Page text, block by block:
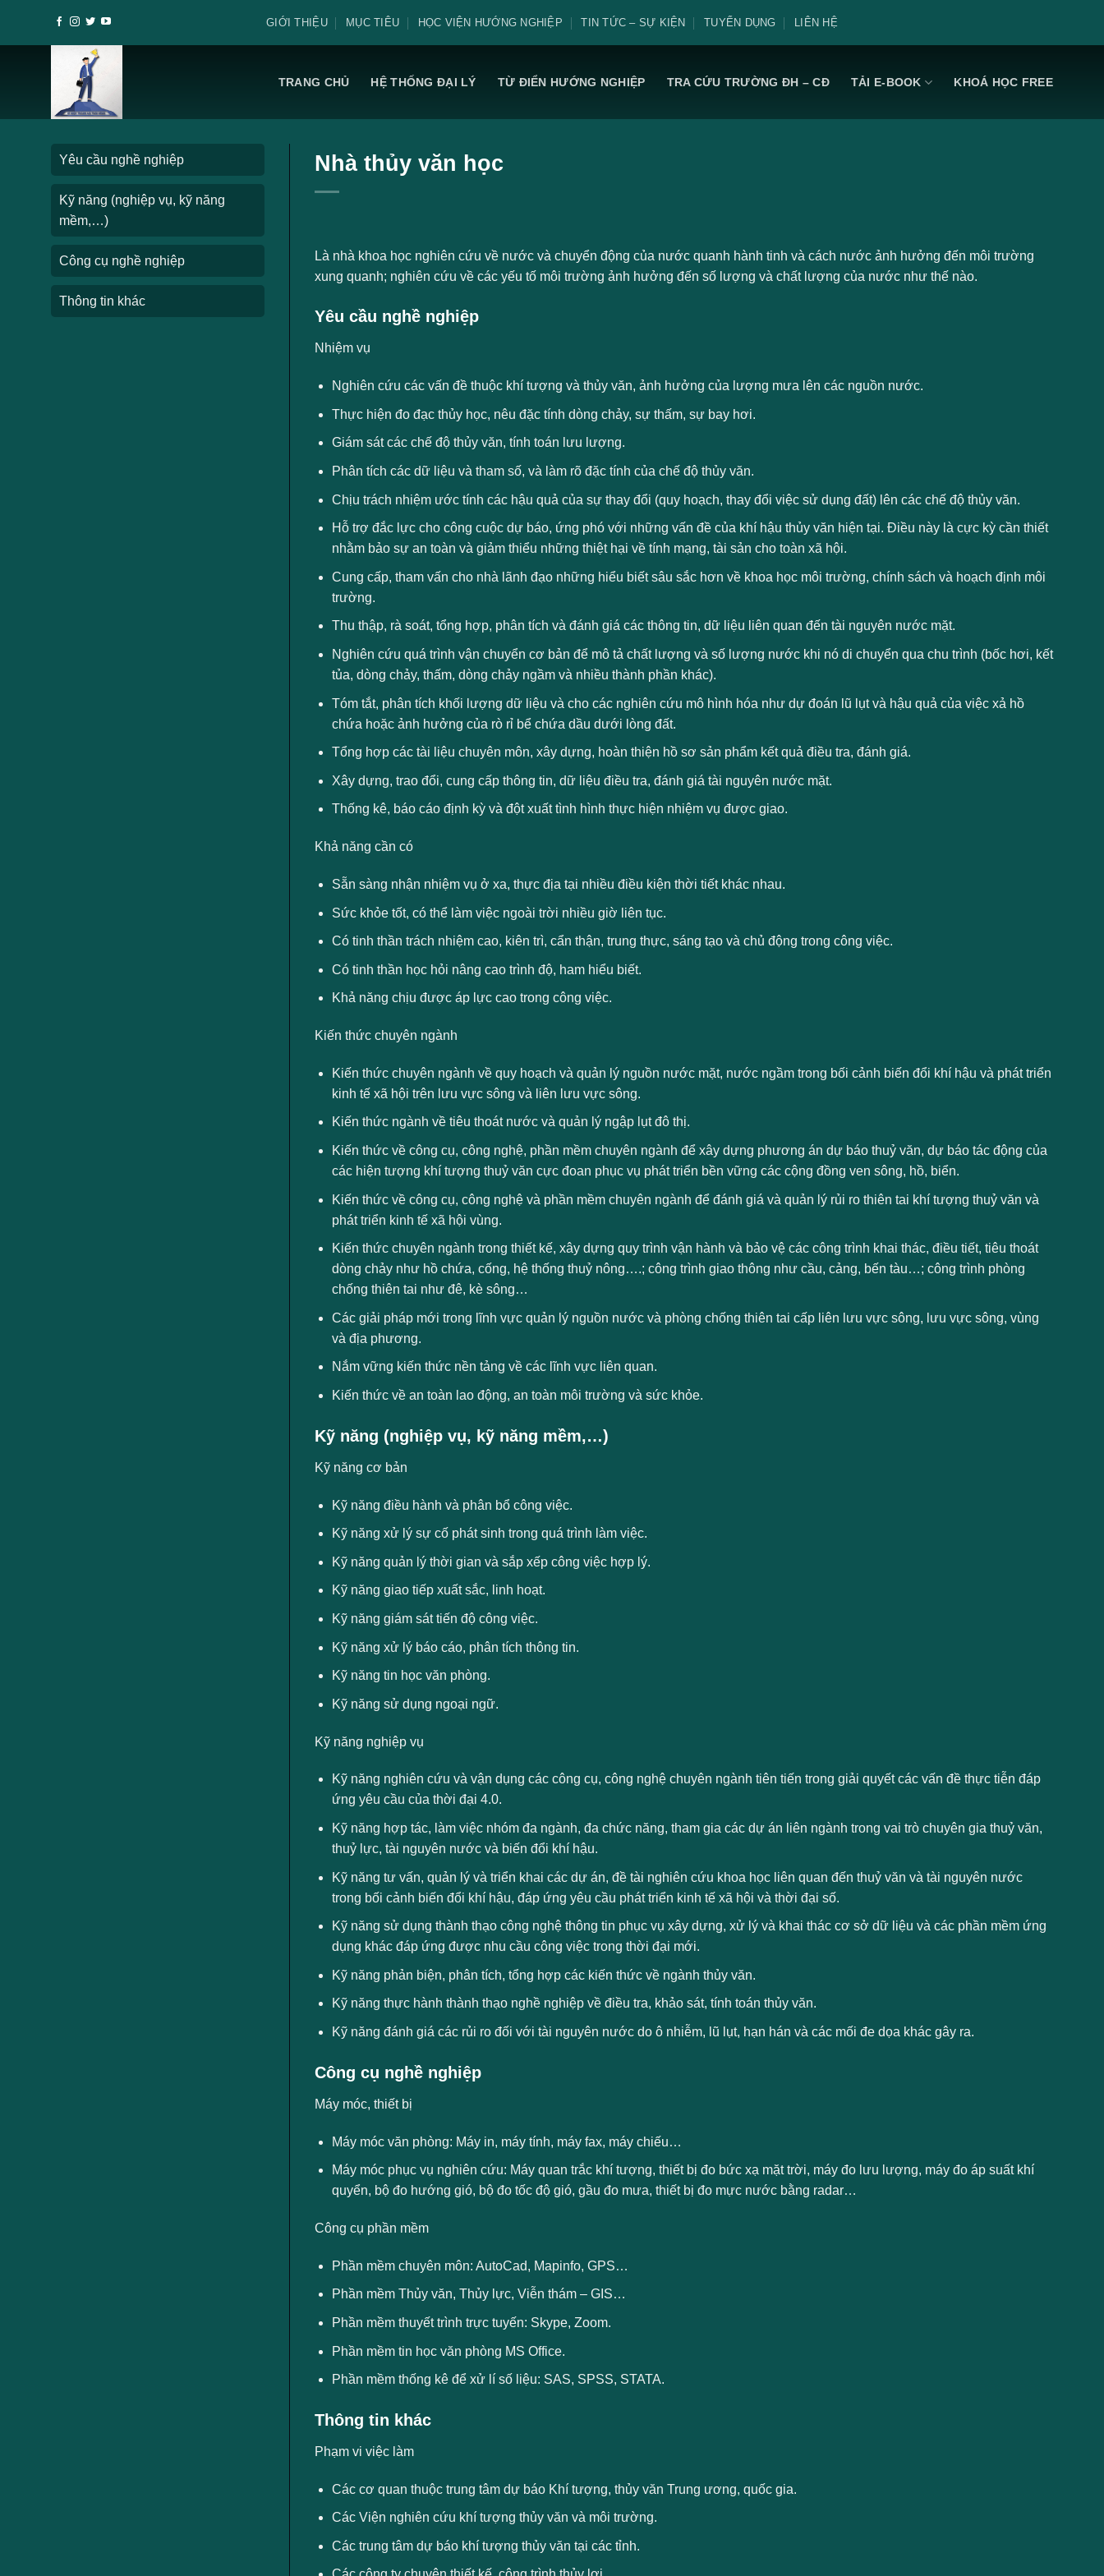
GIỚI THIỆU MỤC TIÊU HỌC VIỆN HƯỚNG NGHIỆP TIN TỨC – SỰ KIỆN TUYỂN DỤNG LIÊN HỆ
TRANG CHỦ HỆ THỐNG ĐẠI LÝ TỪ ĐIỂN HƯỚNG NGHIỆP TRA CỨU TRƯỜNG ĐH – CĐ TẢI E-BOOK KHOÁ HỌC FREE
Yêu cầu nghề nghiệp
Kỹ năng (nghiệp vụ, kỹ năng
mềm,…)
Công cụ nghề nghiệp
Thông tin khác
Nhà thủy văn học
Là nhà khoa học nghiên cứu về nước và chuyển động của nước quanh hành tinh và cách nước ảnh hưởng đến môi trường
xung quanh; nghiên cứu về các yếu tố môi trường ảnh hưởng đến số lượng và chất lượng của nước như thế nào.
Yêu cầu nghề nghiệp
Nhiệm vụ
Nghiên cứu các vấn đề thuộc khí tượng và thủy văn, ảnh hưởng của lượng mưa lên các nguồn nước.
Thực hiện đo đạc thủy học, nêu đặc tính dòng chảy, sự thấm, sự bay hơi.
Giám sát các chế độ thủy văn, tính toán lưu lượng.
Phân tích các dữ liệu và tham số, và làm rõ đặc tính của chế độ thủy văn.
Chịu trách nhiệm ước tính các hậu quả của sự thay đổi (quy hoạch, thay đổi việc sử dụng đất) lên các chế độ thủy văn.
Hỗ trợ đắc lực cho công cuộc dự báo, ứng phó với những vấn đề của khí hậu thủy văn hiện tại. Điều này là cực kỳ cần thiết
nhằm bảo sự an toàn và giảm thiểu những thiệt hại về tính mạng, tài sản cho toàn xã hội.
Cung cấp, tham vấn cho nhà lãnh đạo những hiểu biết sâu sắc hơn về khoa học môi trường, chính sách và hoạch định môi
trường.
Thu thập, rà soát, tổng hợp, phân tích và đánh giá các thông tin, dữ liệu liên quan đến tài nguyên nước mặt.
Nghiên cứu quá trình vận chuyển cơ bản để mô tả chất lượng và số lượng nước khi nó di chuyển qua chu trình (bốc hơi, kết
tủa, dòng chảy, thấm, dòng chảy ngầm và nhiều thành phần khác).
Tóm tắt, phân tích khối lượng dữ liệu và cho các nghiên cứu mô hình hóa như dự đoán lũ lụt và hậu quả của việc xả hồ
chứa hoặc ảnh hưởng của rò rỉ bể chứa dầu dưới lòng đất.
Tổng hợp các tài liệu chuyên môn, xây dựng, hoàn thiện hồ sơ sản phẩm kết quả điều tra, đánh giá.
Xây dựng, trao đổi, cung cấp thông tin, dữ liệu điều tra, đánh giá tài nguyên nước mặt.
Thống kê, báo cáo định kỳ và đột xuất tình hình thực hiện nhiệm vụ được giao.
Khả năng cần có
Sẵn sàng nhận nhiệm vụ ở xa, thực địa tại nhiều điều kiện thời tiết khác nhau.
Sức khỏe tốt, có thể làm việc ngoài trời nhiều giờ liên tục.
Có tinh thần trách nhiệm cao, kiên trì, cẩn thận, trung thực, sáng tạo và chủ động trong công việc.
Có tinh thần học hỏi nâng cao trình độ, ham hiểu biết.
Khả năng chịu được áp lực cao trong công việc.
Kiến thức chuyên ngành
Kiến thức chuyên ngành về quy hoạch và quản lý nguồn nước mặt, nước ngầm trong bối cảnh biến đổi khí hậu và phát triển
kinh tế xã hội trên lưu vực sông và liên lưu vực sông.
Kiến thức ngành về tiêu thoát nước và quản lý ngập lụt đô thị.
Kiến thức về công cụ, công nghệ, phần mềm chuyên ngành để xây dựng phương án dự báo thuỷ văn, dự báo tác động của
các hiện tượng khí tượng thuỷ văn cực đoan phục vụ phát triển bền vững các cộng đồng ven sông, hồ, biển.
Kiến thức về công cụ, công nghệ và phần mềm chuyên ngành để đánh giá và quản lý rủi ro thiên tai khí tượng thuỷ văn và
phát triển kinh tế xã hội vùng.
Kiến thức chuyên ngành trong thiết kế, xây dựng quy trình vận hành và bảo vệ các công trình khai thác, điều tiết, tiêu thoát
dòng chảy như hồ chứa, cống, hệ thống thuỷ nông….; công trình giao thông như cầu, cảng, bến tàu…; công trình phòng
chống thiên tai như đê, kè sông…
Các giải pháp mới trong lĩnh vực quản lý nguồn nước và phòng chống thiên tai cấp liên lưu vực sông, lưu vực sông, vùng
và địa phương.
Nắm vững kiến thức nền tảng về các lĩnh vực liên quan.
Kiến thức về an toàn lao động, an toàn môi trường và sức khỏe.
Kỹ năng (nghiệp vụ, kỹ năng mềm,…)
Kỹ năng cơ bản
Kỹ năng điều hành và phân bổ công việc.
Kỹ năng xử lý sự cố phát sinh trong quá trình làm việc.
Kỹ năng quản lý thời gian và sắp xếp công việc hợp lý.
Kỹ năng giao tiếp xuất sắc, linh hoạt.
Kỹ năng giám sát tiến độ công việc.
Kỹ năng xử lý báo cáo, phân tích thông tin.
Kỹ năng tin học văn phòng.
Kỹ năng sử dụng ngoại ngữ.
Kỹ năng nghiệp vụ
Kỹ năng nghiên cứu và vận dụng các công cụ, công nghệ chuyên ngành tiên tiến trong giải quyết các vấn đề thực tiễn đáp
ứng yêu cầu của thời đại 4.0.
Kỹ năng hợp tác, làm việc nhóm đa ngành, đa chức năng, tham gia các dự án liên ngành trong vai trò chuyên gia thuỷ văn,
thuỷ lực, tài nguyên nước và biến đổi khí hậu.
Kỹ năng tư vấn, quản lý và triển khai các dự án, đề tài nghiên cứu khoa học liên quan đến thuỷ văn và tài nguyên nước
trong bối cảnh biến đổi khí hậu, đáp ứng yêu cầu phát triển kinh tế xã hội và thời đại số.
Kỹ năng sử dụng thành thạo công nghệ thông tin phục vụ xây dựng, xử lý và khai thác cơ sở dữ liệu và các phần mềm ứng
dụng khác đáp ứng được nhu cầu công việc trong thời đại mới.
Kỹ năng phản biện, phân tích, tổng hợp các kiến thức về ngành thủy văn.
Kỹ năng thực hành thành thạo nghề nghiệp về điều tra, khảo sát, tính toán thủy văn.
Kỹ năng đánh giá các rủi ro đối với tài nguyên nước do ô nhiễm, lũ lụt, hạn hán và các mối đe dọa khác gây ra.
Công cụ nghề nghiệp
Máy móc, thiết bị
Máy móc văn phòng: Máy in, máy tính, máy fax, máy chiếu…
Máy móc phục vụ nghiên cứu: Máy quan trắc khí tượng, thiết bị đo bức xạ mặt trời, máy đo lưu lượng, máy đo áp suất khí
quyển, bộ đo hướng gió, bộ đo tốc độ gió, gầu đo mưa, thiết bị đo mực nước bằng radar…
Công cụ phần mềm
Phần mềm chuyên môn: AutoCad, Mapinfo, GPS…
Phần mềm Thủy văn, Thủy lực, Viễn thám – GIS…
Phần mềm thuyết trình trực tuyến: Skype, Zoom.
Phần mềm tin học văn phòng MS Office.
Phần mềm thống kê để xử lí số liệu: SAS, SPSS, STATA.
Thông tin khác
Phạm vi việc làm
Các cơ quan thuộc trung tâm dự báo Khí tượng, thủy văn Trung ương, quốc gia.
Các Viện nghiên cứu khí tượng thủy văn và môi trường.
Các trung tâm dự báo khí tượng thủy văn tại các tỉnh.